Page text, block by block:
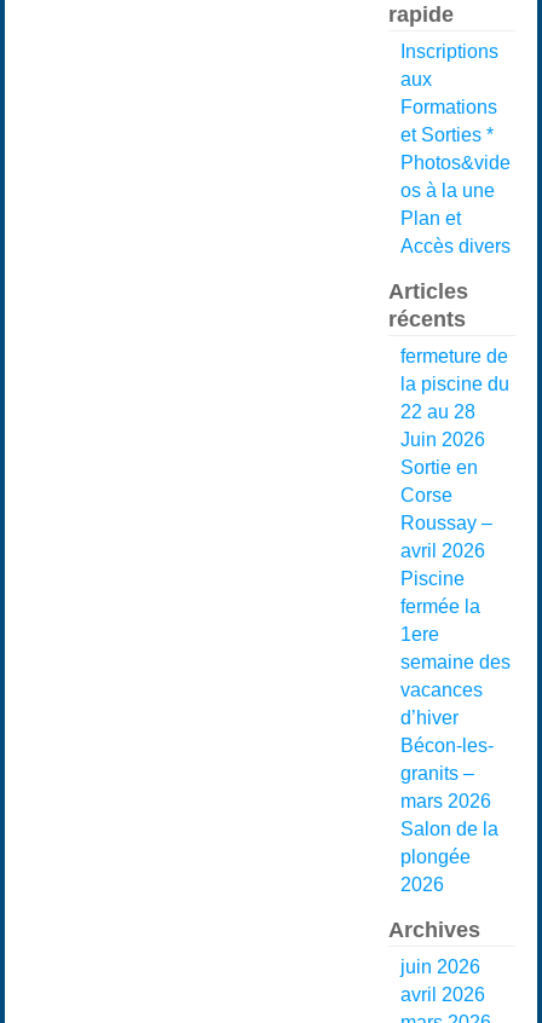
rapide
Inscriptions
aux
Formations
et Sorties *
Photos&vide
os à la une
Plan et
Accès divers
Articles
récents
fermeture de
la piscine du
22 au 28
Juin 2026
Sortie en
Corse
Roussay –
avril 2026
Piscine
fermée la
1ere
semaine des
vacances
d’hiver
Bécon-les-
granits –
mars 2026
Salon de la
plongée
2026
Archives
juin 2026
avril 2026